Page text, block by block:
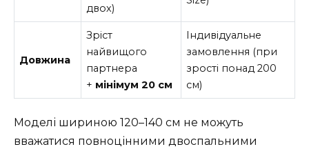
двох)
Довжина
Зріст
найвищого
партнера
+ мінімум 20 см
Індивідуальне
замовлення (при
зрості понад 200
см)
Моделі шириною 120–140 см не можуть
вважатися повноцінними двоспальними